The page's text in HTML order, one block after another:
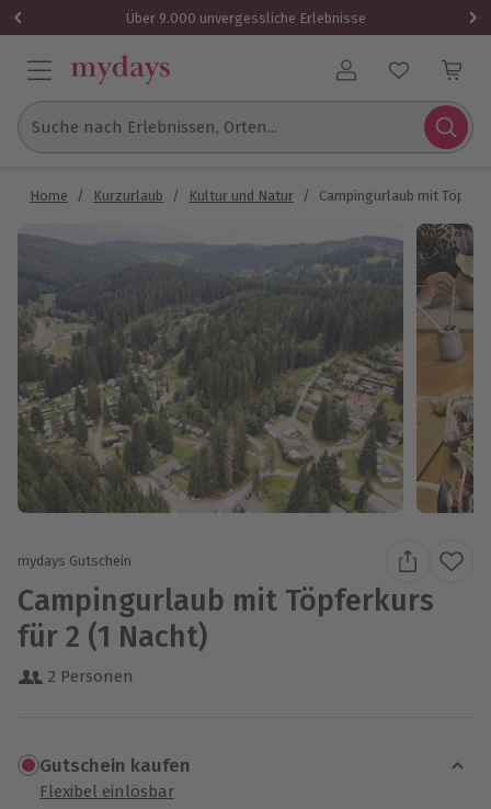
Über 9.000 unvergessliche Erlebnisse
Benutzerkonto
Suche nach Erlebnissen, Orten...
Home / Kurzurlaub / Kultur und Natur / Campingurlaub mit
mydays Gutschein
Campingurlaub mit Töpferkurs
für 2 (1 Nacht)
2 Personen
Gutschein kaufen
Flexibel einlösbar